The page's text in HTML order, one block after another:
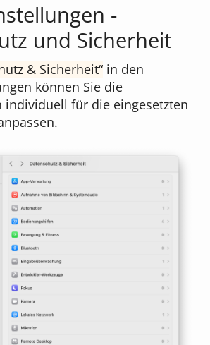
-
und Sicherheit
& Sicherheit in den
können Sie die
individuell für die eingesetzten